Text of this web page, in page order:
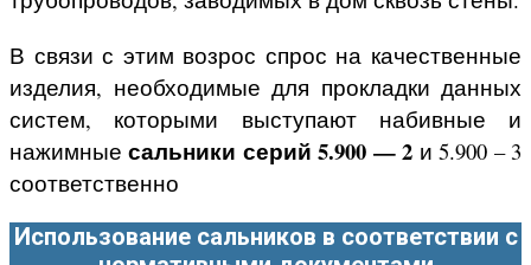
В связи с этим возрос спрос на качественные
изделия, необходимые для прокладки данных
систем, которыми выступают набивные и
нажимныесальники серий5.900 — 2 и 5.900 – 3
соответственно
Использование сальников в соответствии с